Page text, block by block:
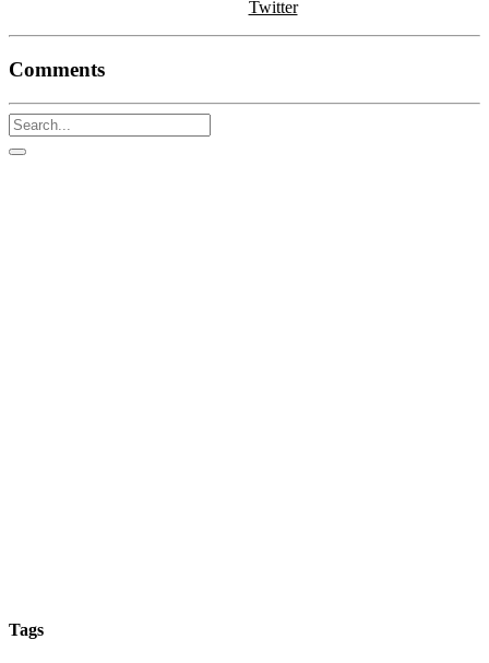
Twitter
Comments
Tags